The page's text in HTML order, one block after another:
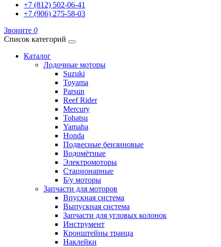
+7 (812) 502-06-41
+7 (906) 275-58-03
Звоните 0
Список категорий
Каталог
Лодочные моторы
Suzuki
Toyama
Parsun
Reef Rider
Mercury
Tohatsu
Yamaha
Honda
Подвесные бензиновые
Водомётные
Электромоторы
Стационарные
Б/у моторы
Запчасти для моторов
Впускная система
Выпускная система
Запчасти для угловых колонок
Инструмент
Кронштейны транца
Наклейки